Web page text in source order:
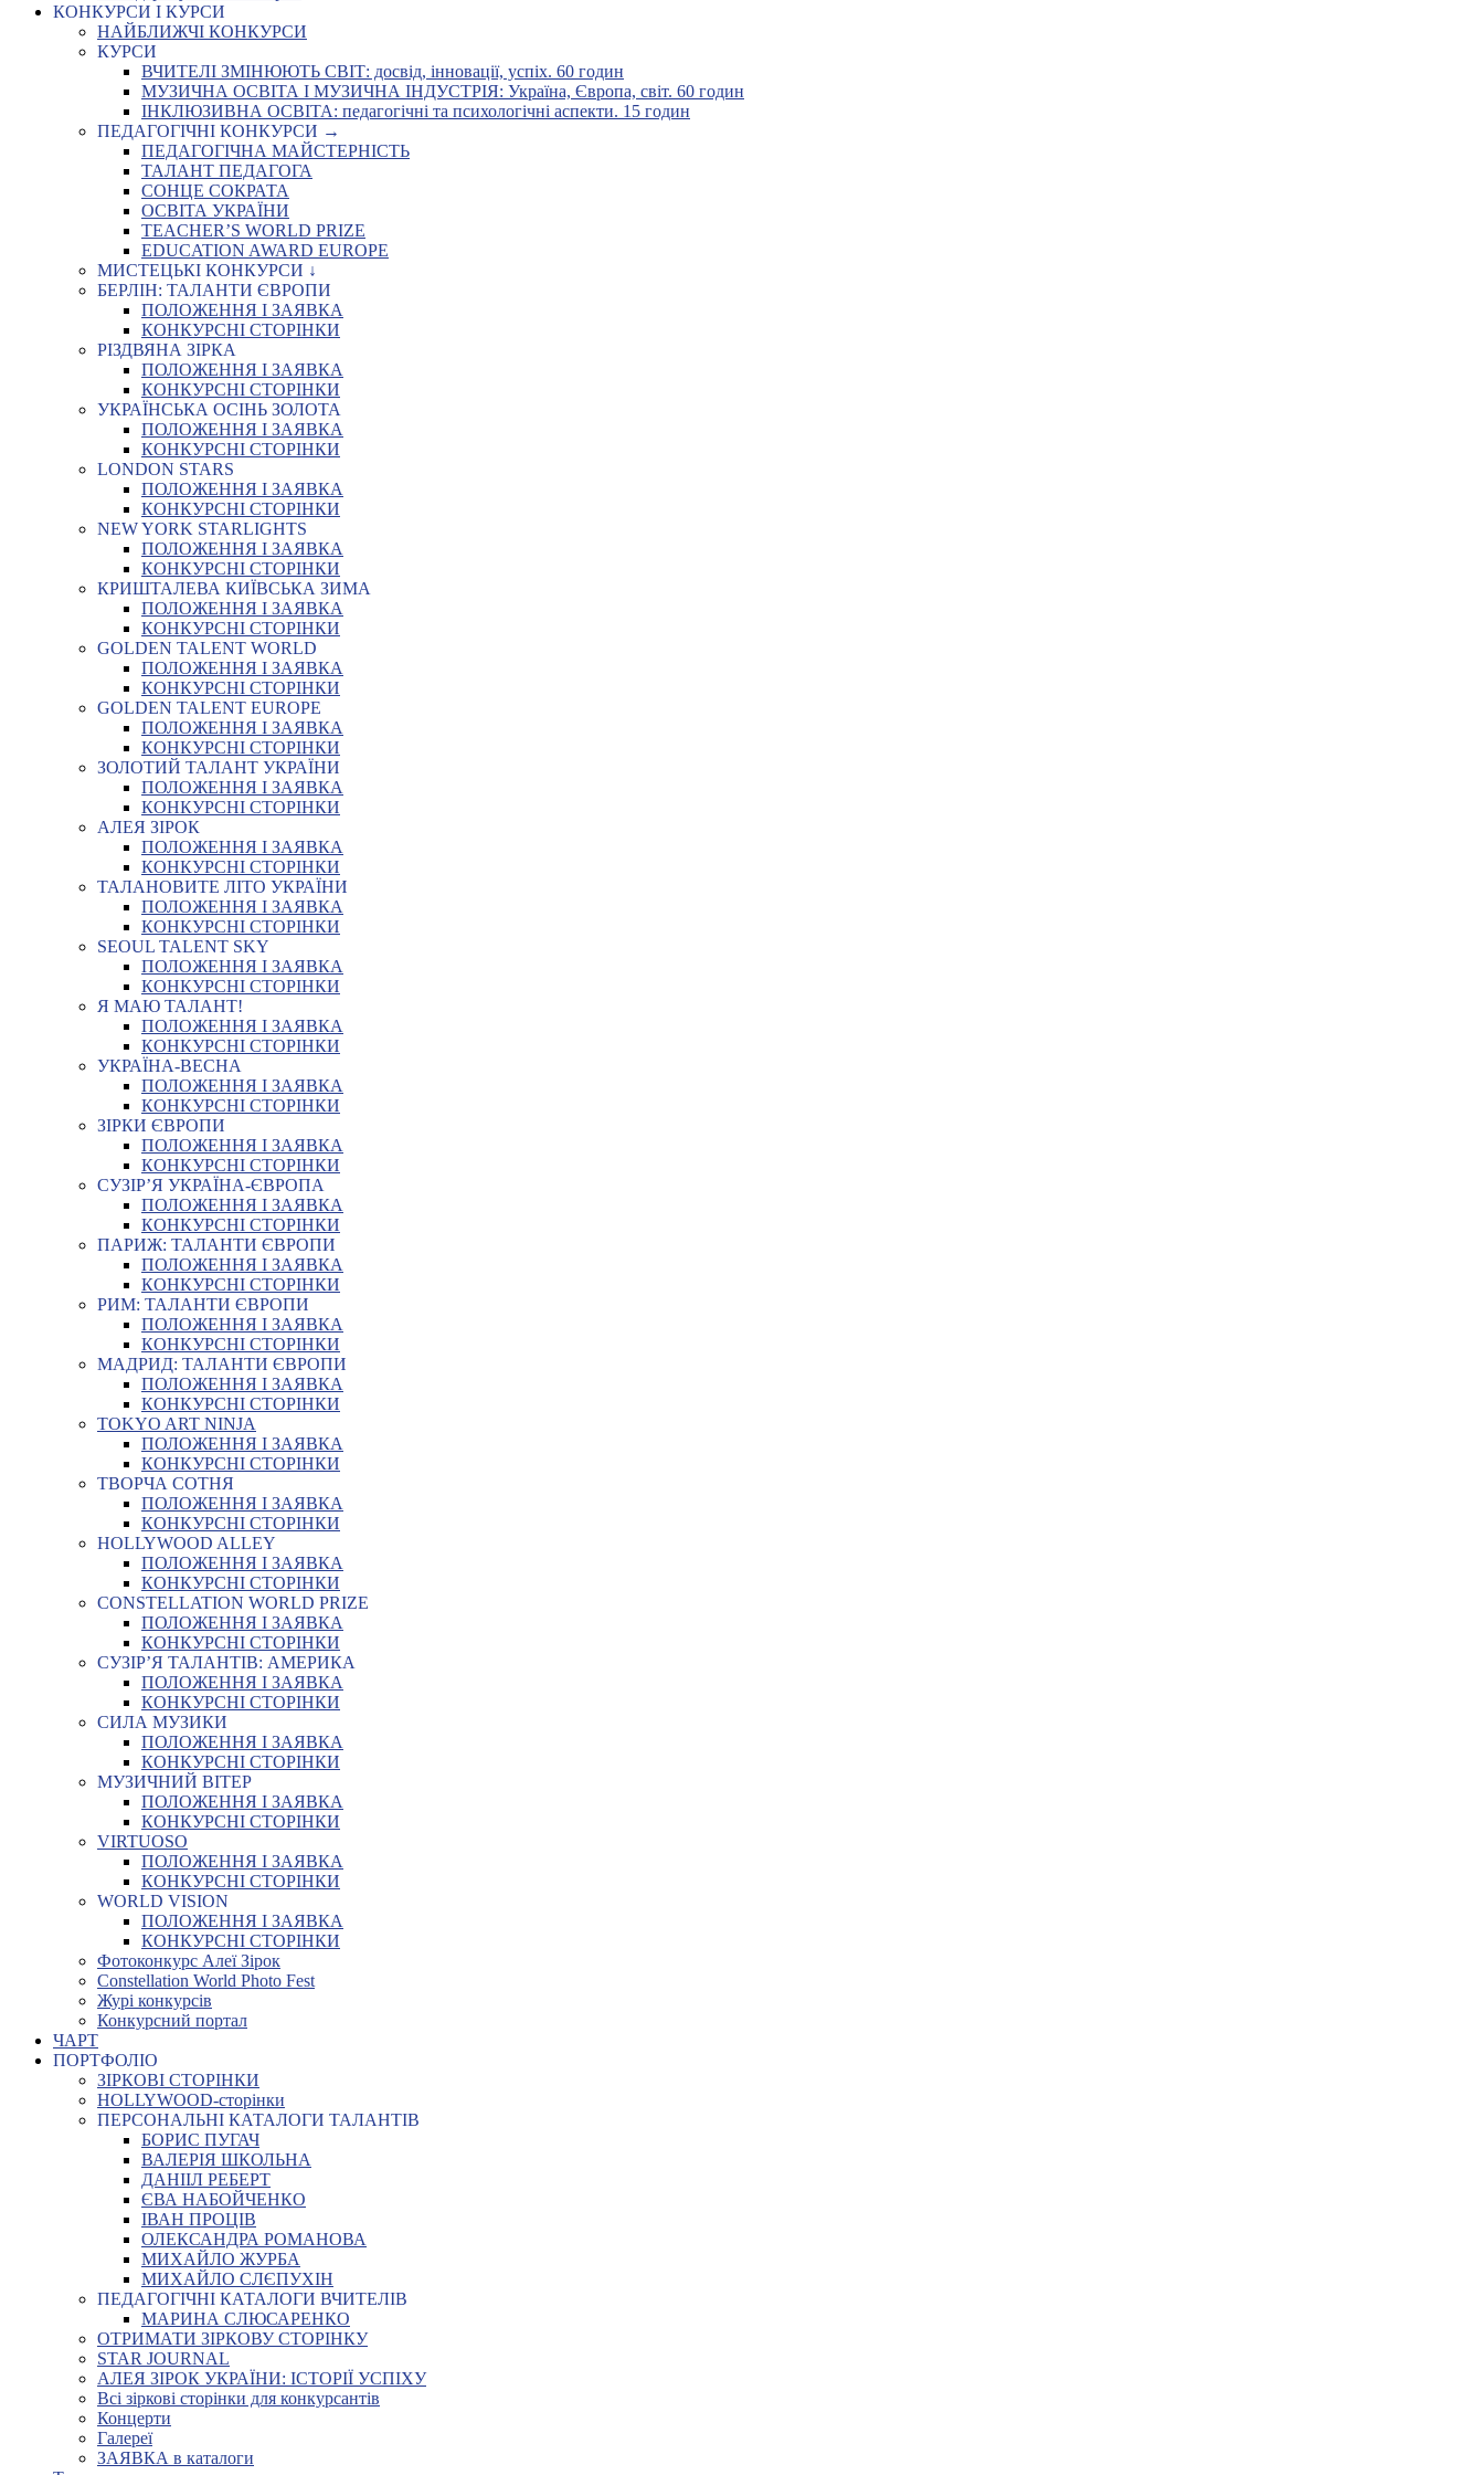
КОНКУРСИ І КУРСИ
НАЙБЛИЖЧІ КОНКУРСИ
КУРСИ
ВЧИТЕЛІ ЗМІНЮЮТЬ СВІТ: досвід, інновації, успіх. 60 годин
МУЗИЧНА ОСВІТА І МУЗИЧНА ІНДУСТРІЯ: Україна, Європа, світ. 60 годин
ІНКЛЮЗИВНА ОСВІТА: педагогічні та психологічні аспекти. 15 годин
ПЕДАГОГІЧНІ КОНКУРСИ →
ПЕДАГОГІЧНА МАЙСТЕРНІСТЬ
ТАЛАНТ ПЕДАГОГА
СОНЦЕ СОКРАТА
ОСВІТА УКРАЇНИ
TEACHER’S WORLD PRIZE
EDUCATION AWARD EUROPE
МИСТЕЦЬКІ КОНКУРСИ ↓
БЕРЛІН: ТАЛАНТИ ЄВРОПИ
ПОЛОЖЕННЯ І ЗАЯВКА
КОНКУРСНІ СТОРІНКИ
РІЗДВЯНА ЗІРКА
ПОЛОЖЕННЯ І ЗАЯВКА
КОНКУРСНІ СТОРІНКИ
УКРАЇНСЬКА ОСІНЬ ЗОЛОТА
ПОЛОЖЕННЯ І ЗАЯВКА
КОНКУРСНІ СТОРІНКИ
LONDON STARS
ПОЛОЖЕННЯ І ЗАЯВКА
КОНКУРСНІ СТОРІНКИ
NEW YORK STARLIGHTS
ПОЛОЖЕННЯ І ЗАЯВКА
КОНКУРСНІ СТОРІНКИ
КРИШТАЛЕВА КИЇВСЬКА ЗИМА
ПОЛОЖЕННЯ І ЗАЯВКА
КОНКУРСНІ СТОРІНКИ
GOLDEN TALENT WORLD
ПОЛОЖЕННЯ І ЗАЯВКА
КОНКУРСНІ СТОРІНКИ
GOLDEN TALENT EUROPE
ПОЛОЖЕННЯ І ЗАЯВКА
КОНКУРСНІ СТОРІНКИ
ЗОЛОТИЙ ТАЛАНТ УКРАЇНИ
ПОЛОЖЕННЯ І ЗАЯВКА
КОНКУРСНІ СТОРІНКИ
АЛЕЯ ЗІРОК
ПОЛОЖЕННЯ І ЗАЯВКА
КОНКУРСНІ СТОРІНКИ
ТАЛАНОВИТЕ ЛІТО УКРАЇНИ
ПОЛОЖЕННЯ І ЗАЯВКА
КОНКУРСНІ СТОРІНКИ
SEOUL TALENT SKY
ПОЛОЖЕННЯ І ЗАЯВКА
КОНКУРСНІ СТОРІНКИ
Я МАЮ ТАЛАНТ!
ПОЛОЖЕННЯ І ЗАЯВКА
КОНКУРСНІ СТОРІНКИ
УКРАЇНА-ВЕСНА
ПОЛОЖЕННЯ І ЗАЯВКА
КОНКУРСНІ СТОРІНКИ
ЗІРКИ ЄВРОПИ
ПОЛОЖЕННЯ І ЗАЯВКА
КОНКУРСНІ СТОРІНКИ
СУЗІР’Я УКРАЇНА-ЄВРОПА
ПОЛОЖЕННЯ І ЗАЯВКА
КОНКУРСНІ СТОРІНКИ
ПАРИЖ: ТАЛАНТИ ЄВРОПИ
ПОЛОЖЕННЯ І ЗАЯВКА
КОНКУРСНІ СТОРІНКИ
РИМ: ТАЛАНТИ ЄВРОПИ
ПОЛОЖЕННЯ І ЗАЯВКА
КОНКУРСНІ СТОРІНКИ
МАДРИД: ТАЛАНТИ ЄВРОПИ
ПОЛОЖЕННЯ І ЗАЯВКА
КОНКУРСНІ СТОРІНКИ
TOKYO ART NINJA
ПОЛОЖЕННЯ І ЗАЯВКА
КОНКУРСНІ СТОРІНКИ
ТВОРЧА СОТНЯ
ПОЛОЖЕННЯ І ЗАЯВКА
КОНКУРСНІ СТОРІНКИ
HOLLYWOOD ALLEY
ПОЛОЖЕННЯ І ЗАЯВКА
КОНКУРСНІ СТОРІНКИ
CONSTELLATION WORLD PRIZE
ПОЛОЖЕННЯ І ЗАЯВКА
КОНКУРСНІ СТОРІНКИ
СУЗІР’Я ТАЛАНТІВ: АМЕРИКА
ПОЛОЖЕННЯ І ЗАЯВКА
КОНКУРСНІ СТОРІНКИ
СИЛА МУЗИКИ
ПОЛОЖЕННЯ І ЗАЯВКА
КОНКУРСНІ СТОРІНКИ
МУЗИЧНИЙ ВІТЕР
ПОЛОЖЕННЯ І ЗАЯВКА
КОНКУРСНІ СТОРІНКИ
VIRTUOSO
ПОЛОЖЕННЯ І ЗАЯВКА
КОНКУРСНІ СТОРІНКИ
WORLD VISION
ПОЛОЖЕННЯ І ЗАЯВКА
КОНКУРСНІ СТОРІНКИ
Фотоконкурс Алеї Зірок
Constellation World Photo Fest
Журі конкурсів
Конкурсний портал
ЧАРТ
ПОРТФОЛІО
ЗІРКОВІ СТОРІНКИ
HOLLYWOOD-сторінки
ПЕРСОНАЛЬНІ КАТАЛОГИ ТАЛАНТІВ
БОРИС ПУГАЧ
ВАЛЕРІЯ ШКОЛЬНА
ДАНІІЛ РЕБЕРТ
ЄВА НАБОЙЧЕНКО
ІВАН ПРОЦІВ
ОЛЕКСАНДРА РОМАНОВА
МИХАЙЛО ЖУРБА
МИХАЙЛО СЛЄПУХІН
ПЕДАГОГІЧНІ КАТАЛОГИ ВЧИТЕЛІВ
МАРИНА СЛЮСАРЕНКО
ОТРИМАТИ ЗІРКОВУ СТОРІНКУ
STAR JOURNAL
АЛЕЯ ЗІРОК УКРАЇНИ: ІСТОРІЇ УСПІХУ
Всі зіркові сторінки для конкурсантів
Концерти
Галереї
ЗАЯВКА в каталоги